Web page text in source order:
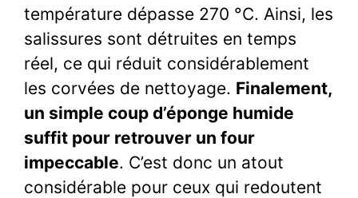
température dépasse 270 °C. Ainsi, les
salissures sont détruites en temps
réel, ce qui réduit considérablement
les corvées de nettoyage. Finalement,
un simple coup d’éponge humide
suffit pour retrouver un four
impeccable. C’est donc un atout
considérable pour ceux qui redoutent